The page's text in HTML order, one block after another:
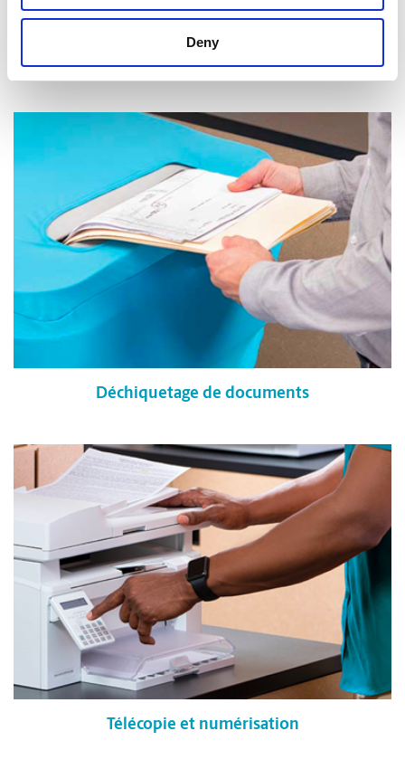
Deny
Réception de courrier et de colis
Déchiquetage de documents
Télécopie et numérisation